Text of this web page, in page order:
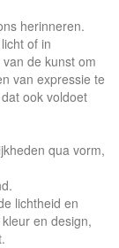
herinneren.
of in
de kunst om
van expressie te
ook voldoet
qua vorm,
lichtheid en
en design,